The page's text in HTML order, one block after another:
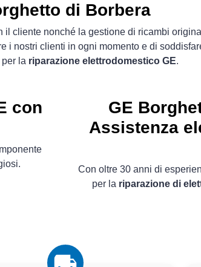
di Borbera
il cliente nonché la gestione di ricambi
i nostri clienti in ogni momento e di
la riparazione elettrodomestico GE.
con
GE
Assistenza
Con oltre 30 anni di
per la riparazione di